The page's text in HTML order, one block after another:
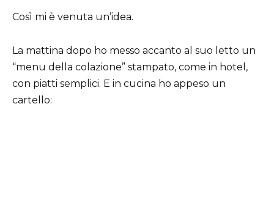
Così mi è venuta un’idea.
La mattina dopo ho messo accanto al suo letto un
“menu della colazione” stampato, come in hotel,
con piatti semplici. E in cucina ho appeso un
cartello: